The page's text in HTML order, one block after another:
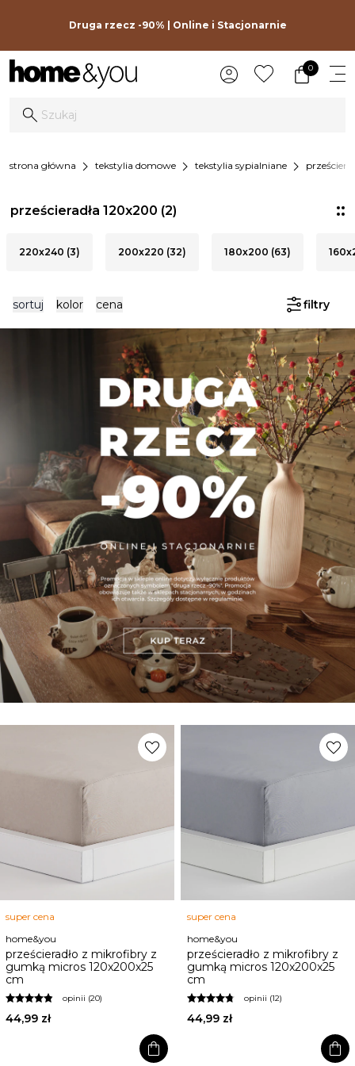
Druga rzecz -90% | Online i Stacjonarnie
0
strona główna chevron_right tekstylia domowe chevron_right tekstylia sypialniane chevron_right
prześcieradła 120x200 (2)
220x240 (3) 200x220 (32) 180x200 (63)
sortuj kolor cena filtry
favorite
super cena
home&you
prześcieradło z mikrofibry z
gumką micros 120x200x25
cm
opinii (20)
44,99 zł
shopping_bag
favorite
super cena
home&you
prześcieradło z mikrofibry z
gumką micros 120x200x25
cm
opinii (12)
44,99 zł
shopping_bag